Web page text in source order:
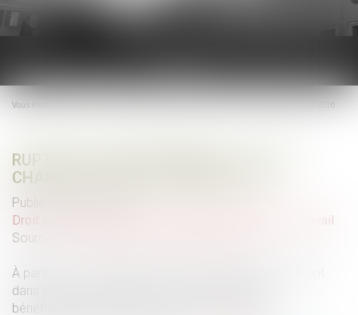
le
menu
Vous êtes ici : Rupture conventionnelle : ce qui change au 1er septembre 2026
RUPTURE CONVENTIONNELLE : CE QUI
CHANGE AU 1ER SEPTEMBRE 2026
Publié le :
Droit du travail - Salariés
Relation individuelles au travail
Source :
À partir du 1er septembre 2026, les salariés qui partiront
dans le cadre d’une rupture conventionnelle ne
bénéficieront plus de la même durée maximale